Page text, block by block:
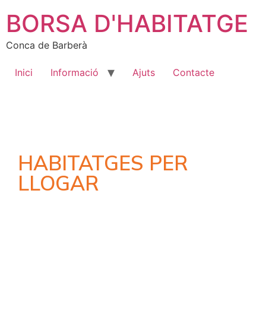
BORSA D'HABITATGE
Conca de Barberà
Inici Informació Ajuts Contacte
HABITATGES PER
LLOGAR